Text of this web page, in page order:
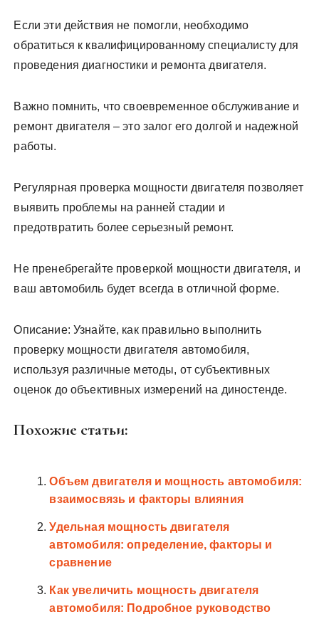
Если эти действия не помогли, необходимо
обратиться к квалифицированному специалисту для
проведения диагностики и ремонта двигателя.
Важно помнить, что своевременное обслуживание и
ремонт двигателя – это залог его долгой и надежной
работы.
Регулярная проверка мощности двигателя позволяет
выявить проблемы на ранней стадии и
предотвратить более серьезный ремонт.
Не пренебрегайте проверкой мощности двигателя, и
ваш автомобиль будет всегда в отличной форме.
Описание: Узнайте, как правильно выполнить
проверку мощности двигателя автомобиля,
используя различные методы, от субъективных
оценок до объективных измерений на диностенде.
Похожие статьи:
Объем двигателя и мощность автомобиля:
взаимосвязь и факторы влияния
Удельная мощность двигателя
автомобиля: определение, факторы и
сравнение
Как увеличить мощность двигателя
автомобиля: Подробное руководство